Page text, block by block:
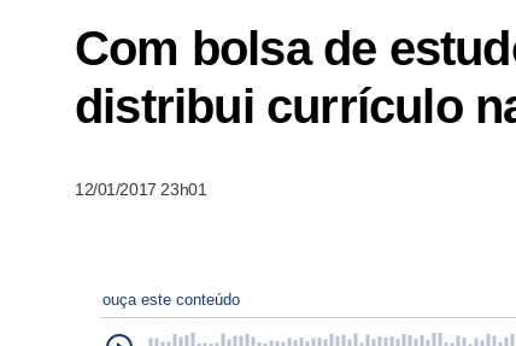
Com bolsa de
distribui currículo
12/01/2017 23h01
ouça este conteúdo